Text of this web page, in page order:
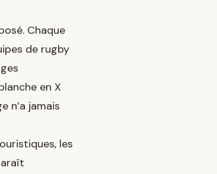
Chaque
de rugby
en X
n’a jamais
les